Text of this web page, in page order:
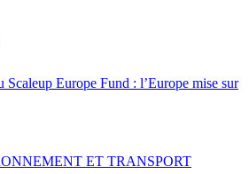
Scaleup Europe Fund : l’Europe mise sur
ET TRANSPORT